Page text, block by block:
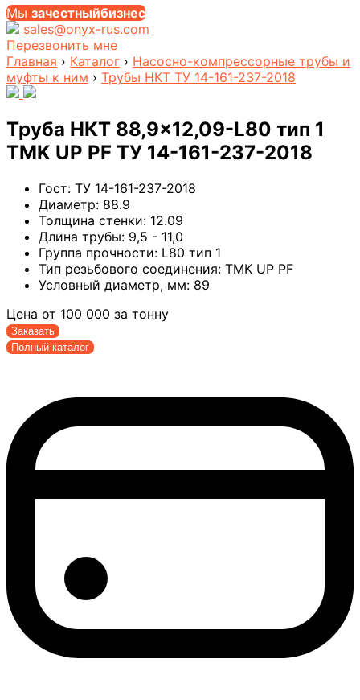
Мы зачестныйбизнес
sales@onyx-rus.com
Перезвонить мне
Главная › Каталог › Насосно-компрессорные трубы и
муфты к ним › Трубы НКТ ТУ 14-161-237-2018
Труба НКТ 88,9×12,09-L80 тип 1
TMK UP PF ТУ 14-161-237-2018
Гост: ТУ 14-161-237-2018
Диаметр: 88.9
Толщина стенки: 12.09
Длина трубы: 9,5 - 11,0
Группа прочности: L80 тип 1
Тип резьбового соединения: TMK UP PF
Условный диаметр, мм: 89
Цена от 100 000 за тонну
Заказать
Полный каталог